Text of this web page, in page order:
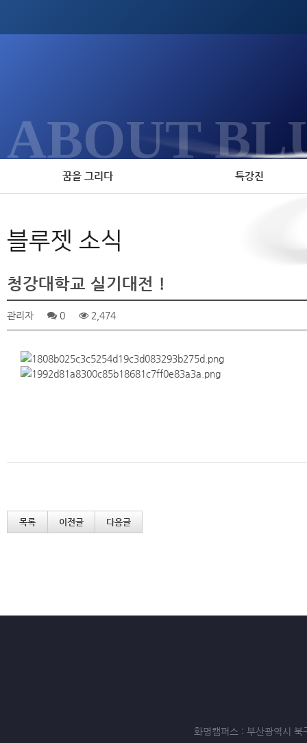
ABOUT
꿈을 그리다 특강진
블루젯 소식
청강대학교 실기대전 !
관리자 0 2,474
목록 이전글 다음글
화명캠퍼스 : 부산광역시